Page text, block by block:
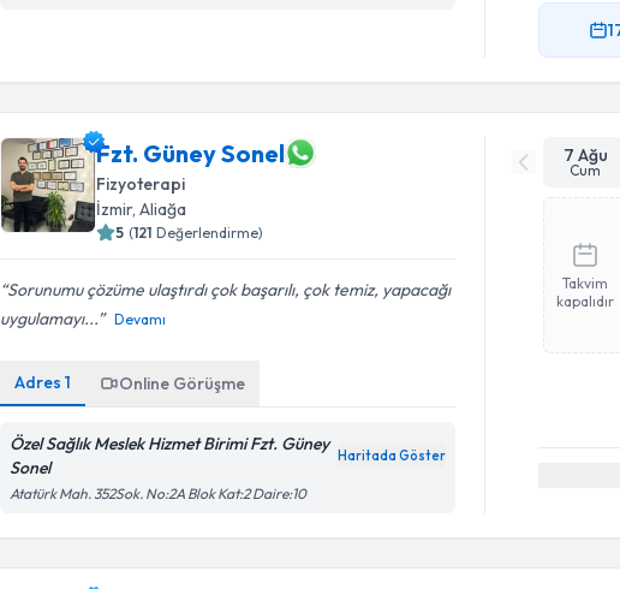
Fzt. Güney Sonel
Fizyoterapi
İzmir, Aliağa
5 (121 Değerlendirme)
Sorunumu çözüme ulaştırdı çok başarılı, çok temiz, yapacağı
uygulamayı...
Devamı
Adres1 Online Görüşme
Özel Sağlık Meslek Hizmet Birimi Fzt. Güney
Sonel
Haritada Göster
Atatürk Mah. 352Sok. No:2A Blok Kat:2 Daire:10
7 Ağu
Cum
Takvim
kapalıdır